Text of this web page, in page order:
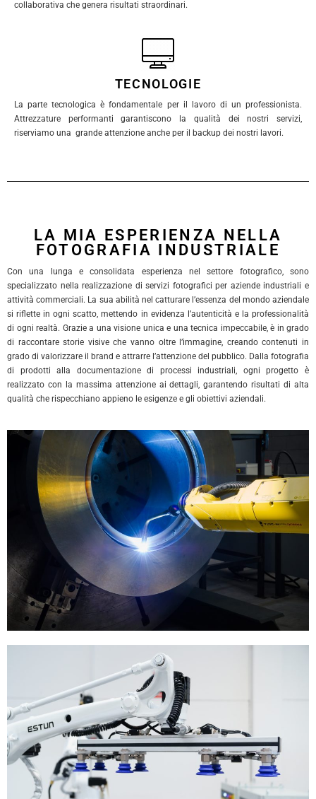
collaborativa che genera risultati straordinari.
TECNOLOGIE
La parte tecnologica è fondamentale per il lavoro di un professionista.
Attrezzature performanti garantiscono la qualità dei nostri servizi,
riserviamo una grande attenzione anche per il backup dei nostri lavori.
LA MIA ESPERIENZA NELLA
FOTOGRAFIA INDUSTRIALE
Con una lunga e consolidata esperienza nel settore fotografico, sono
specializzato nella realizzazione di servizi fotografici per aziende industriali e
attività commerciali. La sua abilità nel catturare l’essenza del mondo aziendale
si riflette in ogni scatto, mettendo in evidenza l’autenticità e la professionalità
di ogni realtà. Grazie a una visione unica e una tecnica impeccabile, è in grado
di raccontare storie visive che vanno oltre l’immagine, creando contenuti in
grado di valorizzare il brand e attrarre l’attenzione del pubblico. Dalla fotografia
di prodotti alla documentazione di processi industriali, ogni progetto è
realizzato con la massima attenzione ai dettagli, garantendo risultati di alta
qualità che rispecchiano appieno le esigenze e gli obiettivi aziendali.